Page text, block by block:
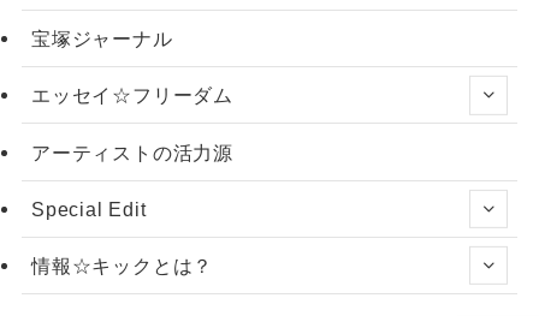
宝塚ジャーナル
エッセイ☆フリーダム
アーティストの活力源
Special Edit
情報☆キックとは？